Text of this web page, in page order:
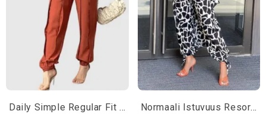
Daily Simple Regular Fit Solid Pants Normaali Istuvuus Resori Vyötäröllä Abstract Pants